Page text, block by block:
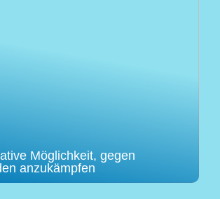
Möglichkeit, gegen
anzukämpfen